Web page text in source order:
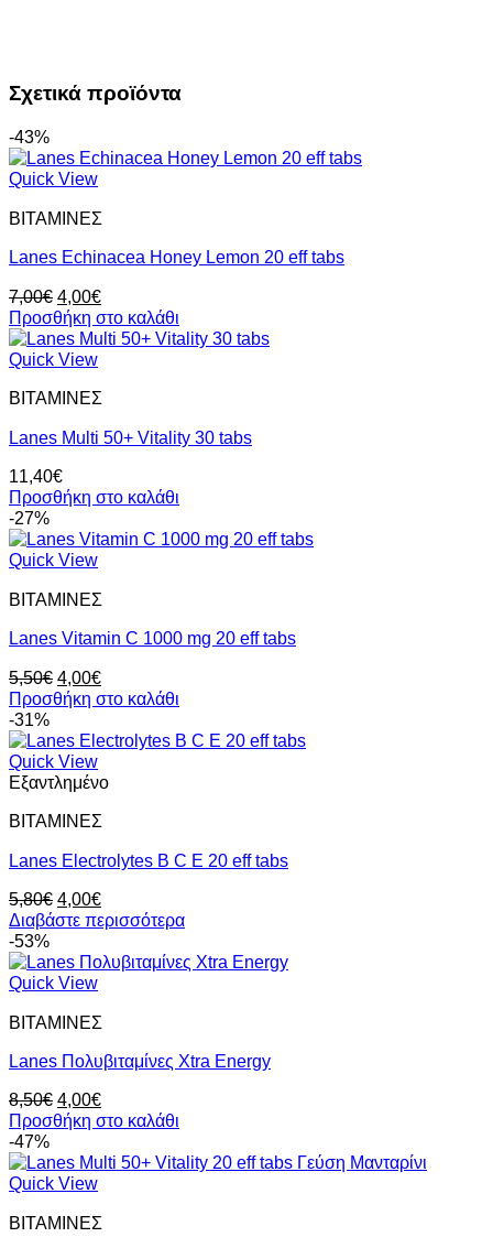
Σχετικά προϊόντα
-43%
Quick View
ΒΙΤΑΜΙΝΕΣ
Lanes Echinacea Honey Lemon 20 eff tabs
7,00€ Original
price
was:
7,00€.
4,00€Η
τρέχουσα
τιμή
Προσθήκη στο καλάθι
Quick View
ΒΙΤΑΜΙΝΕΣ
Lanes Multi 50+ Vitality 30 tabs
11,40€
Προσθήκη στο καλάθι
-27%
Quick View
ΒΙΤΑΜΙΝΕΣ
Lanes Vitamin C 1000 mg 20 eff tabs
5,50€ Original
price
5,50€.
4,00€Η
τρέχουσα
είναι:
Προσθήκη στο καλάθι
-31%
Quick View
Εξαντλημένο
ΒΙΤΑΜΙΝΕΣ
Lanes Electrolytes B C E 20 eff tabs
5,80€ Original
price
5,80€.
4,00€Η
τρέχουσα
είναι:
Διαβάστε περισσότερα
-53%
Quick View
ΒΙΤΑΜΙΝΕΣ
Lanes Πολυβιταμίνες Xtra Energy
8,50€ Original
price
8,50€.
4,00€Η
τρέχουσα
είναι:
Προσθήκη στο καλάθι
-47%
Quick View
ΒΙΤΑΜΙΝΕΣ